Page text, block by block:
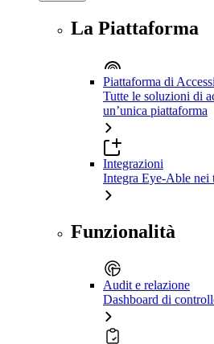
La Piattaforma
Piattaforma di
Tutte le soluzioni di
un’unica piattaforma
Integrazioni
Integra Eye-Able nei
Funzionalità
Audit e relazione
Dashboard di